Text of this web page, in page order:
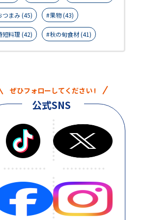
つまみ (45) 果物 (43)
短料理 (42) 秋の旬食材 (41)
ぜひフォローしてください !
公式SNS